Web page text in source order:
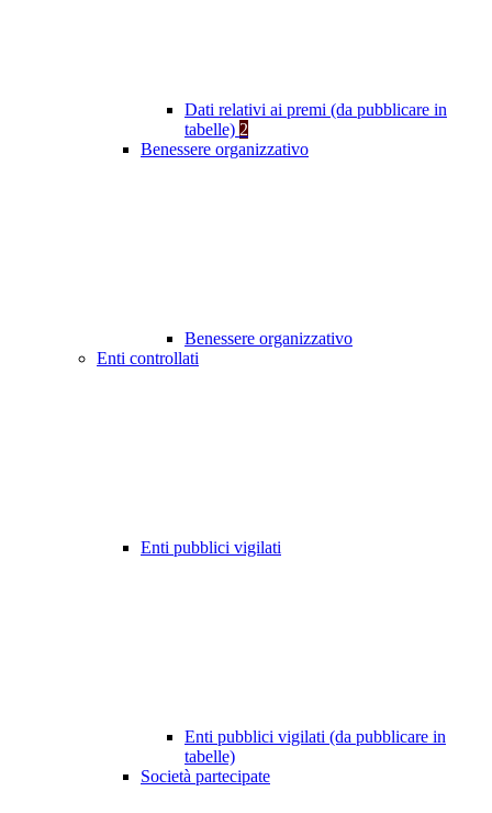
Dati relativi ai premi (da pubblicare in
tabelle) 2
Benessere organizzativo
Benessere organizzativo
Enti controllati
Enti pubblici vigilati
Enti pubblici vigilati (da pubblicare in
tabelle)
Società partecipate